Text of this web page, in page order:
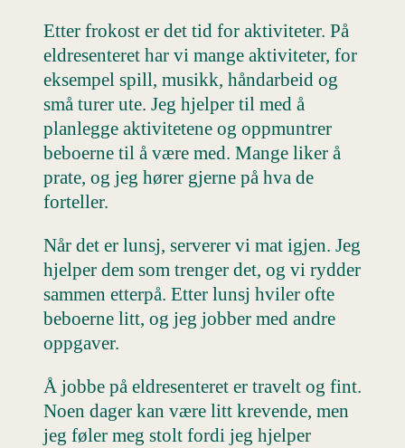
Etter frokost er det tid for aktiviteter. På
eldresenteret har vi mange aktiviteter, for
eksempel spill, musikk, håndarbeid og
små turer ute. Jeg hjelper til med å
planlegge aktivitetene og oppmuntrer
beboerne til å være med. Mange liker å
prate, og jeg hører gjerne på hva de
forteller.
Når det er lunsj, serverer vi mat igjen. Jeg
hjelper dem som trenger det, og vi rydder
sammen etterpå. Etter lunsj hviler ofte
beboerne litt, og jeg jobber med andre
oppgaver.
Å jobbe på eldresenteret er travelt og fint.
Noen dager kan være litt krevende, men
jeg føler meg stolt fordi jeg hjelper